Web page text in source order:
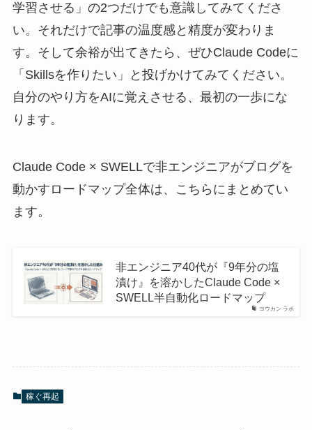
学習させる」の2つだけでも意識してみてくださ
い。それだけで記事の温度感と精度が変わりま
す。そして余裕が出てきたら、ぜひClaude Codeに
「Skillsを作りたい」と投げかけてみてください。
自分のやり方をAIに覚えさせる、最初の一歩にな
ります。
Claude Code × SWELLで非エンジニアがブログを
動かすロードマップ全体は、こちらにまとめてい
ます。
ヨウカン ラボ
非エンジニア40代が『9年分の塩
漬け』を溶かしたClaude Code ×
SWELL半自動化ロードマップ
稼ぐ再起